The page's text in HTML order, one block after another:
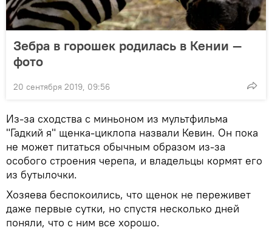
Зебра в горошек родилась в Кении —
фото
20 сентября 2019, 09:56
Из-за сходства с миньоном из мультфильма
"Гадкий я" щенка-циклопа назвали Кевин. Он пока
не может питаться обычным образом из-за
особого строения черепа, и владельцы кормят его
из бутылочки.
Хозяева беспокоились, что щенок не переживет
даже первые сутки, но спустя несколько дней
поняли, что с ним все хорошо.